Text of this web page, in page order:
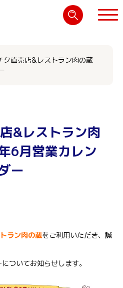
ク直売店&レストラン肉の蔵
&レストラン肉
6月営業カレン
ー
ラン肉の蔵をご利用いただき、誠
ついてお知らせします。